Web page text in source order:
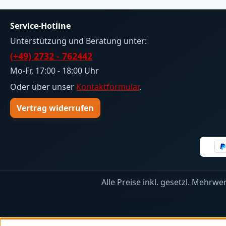
70mm)
benötigten
Service-Hotline
Unterstützung und Beratung unter:
(+49) 2732 - 762442
Mo-Fr, 17:00 - 18:00 Uhr
Oder über unser Kontaktformular.
Vertrag widerrufen
Alle Preise inkl. gesetzl.